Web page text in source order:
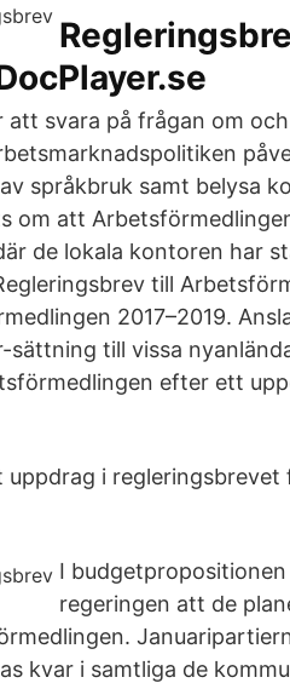
svara på frågan om
språkbruk samt belysa
om att
de lokala kontoren har
till
2017–2019.
till vissa
efter ett
i regleringsbrevet
I
regeringen att de
kvar i samtliga de